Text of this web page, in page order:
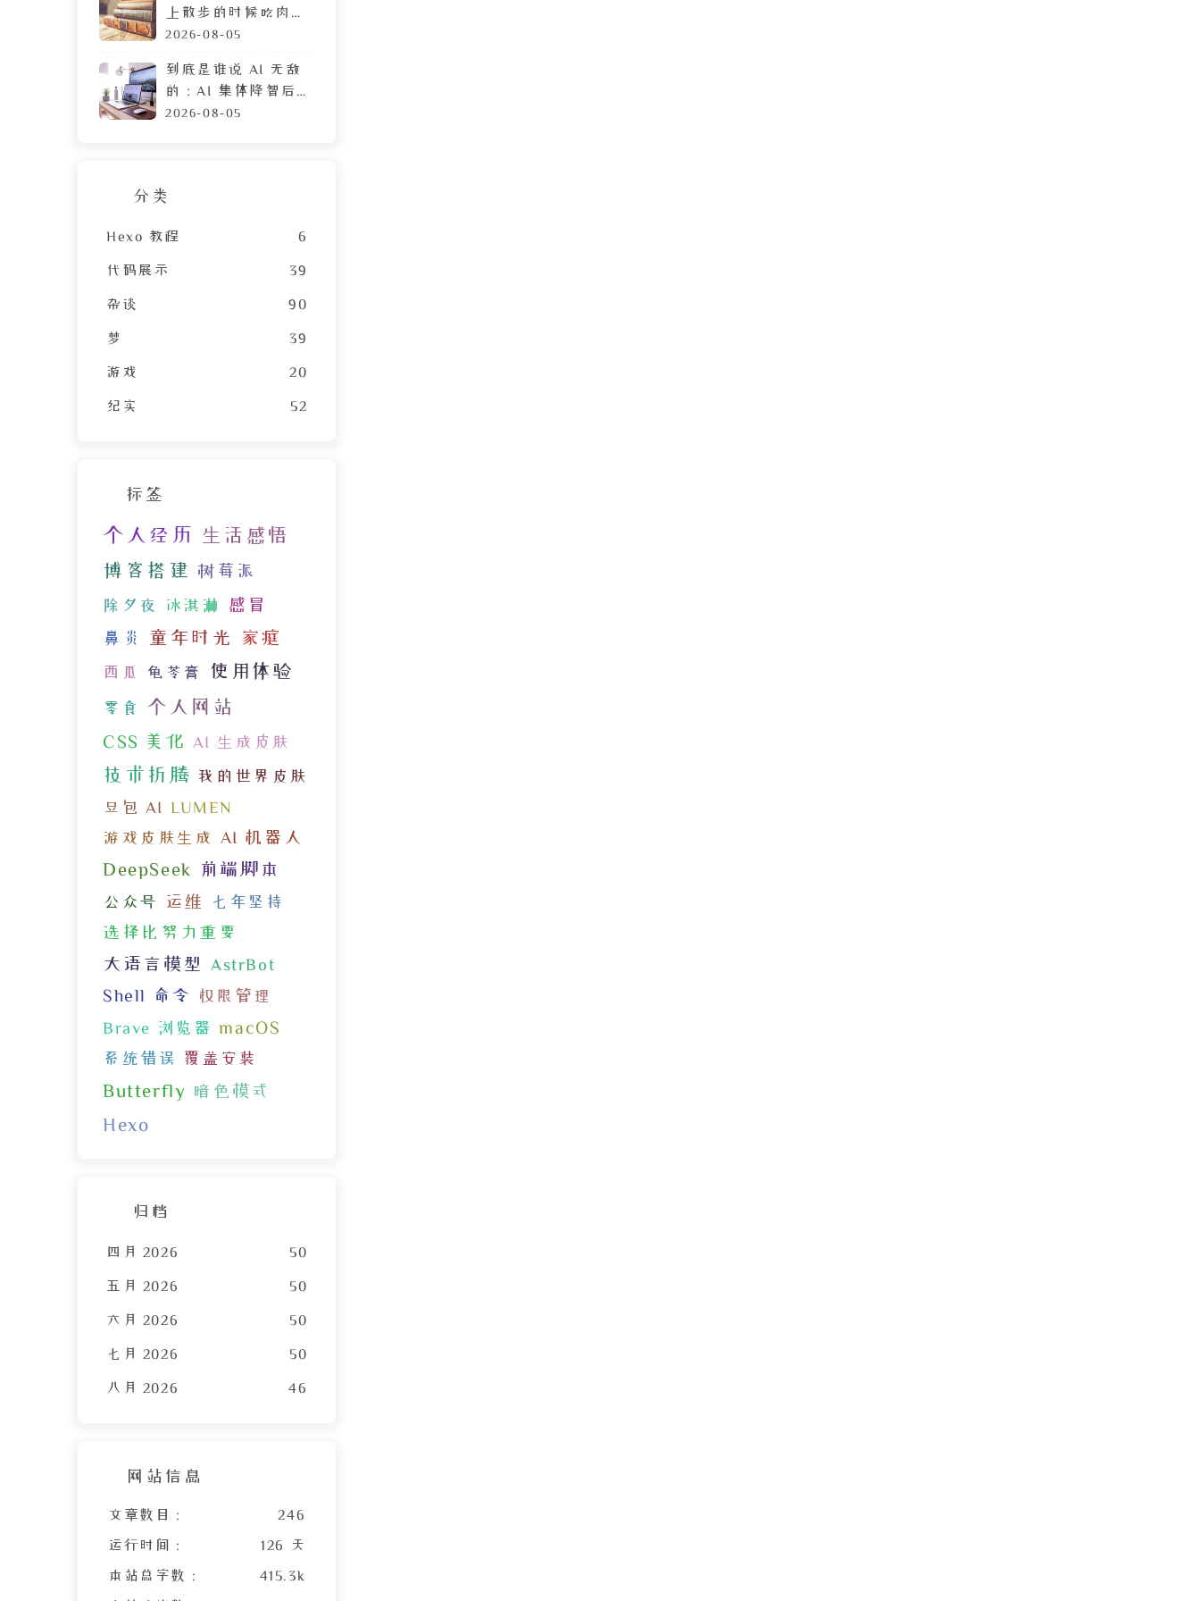
上散步的时候吃肉
脯，遭陌生人鄙视的
2026-08-05
到底是谁说 AI 无敌
的：AI 集体降智后，
DeepSeek 让我彻底
2026-08-05
分类
Hexo 教程 6
代码展示 39
杂谈 90
梦 39
游戏 20
纪实 52
标签
个人经历 生活感悟
博客搭建 树莓派
除夕夜 冰淇淋 感冒
鼻炎 童年时光 家庭
西瓜 龟苓膏 使用体验
零食 个人网站
CSS 美化 AI 生成皮肤
技术折腾 我的世界皮肤
豆包 AI
LUMEN
游戏皮肤生成
AI 机器人
DeepSeek 前端脚本
公众号 运维 七年坚持
选择比努力重要
大语言模型 AstrBot
Shell 命令
权限管理
Brave 浏览器 macOS
系统错误 覆盖安装
Butterfly 暗色模式
Hexo
归档
四月 2026 50
五月 2026 50
六月 2026 50
七月 2026 50
八月 2026 46
网站信息
文章数目 : 246
运行时间 : 126 天
本站总字数 : 415.3k